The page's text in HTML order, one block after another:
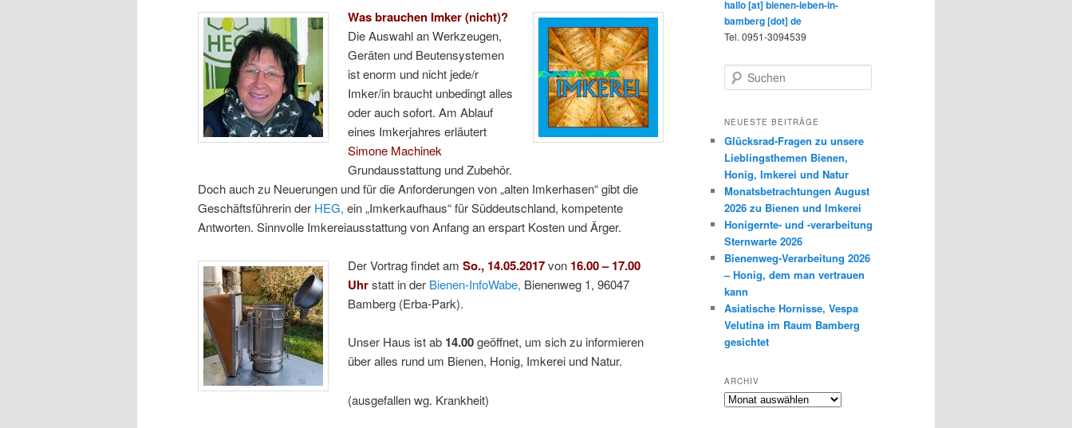
Was brauchen Imker (nicht)?
Die Auswahl an Werkzeugen,
Geräten und Beutensystemen
ist enorm und nicht jede/r
Imker/in braucht unbedingt alles
oder auch sofort. Am Ablauf
eines Imkerjahres erläutert
Simone Machinek
Grundausstattung und Zubehör.
Doch auch zu Neuerungen und für die Anforderungen von „alten Imkerhasen“ gibt die
Geschäftsführerin der HEG, ein „Imkerkaufhaus“ für Süddeutschland, kompetente
Antworten. Sinnvolle Imkereiausstattung von Anfang an erspart Kosten und Ärger.
Der Vortrag findet amSo., 14.05.2017von 16.00 – 17.00
Uhrstatt in der Bienen-InfoWabe, Bienenweg 1, 96047
Bamberg (Erba-Park).
Unser Haus ist ab 14.00geöffnet, um sich zu informieren
über alles rund um Bienen, Honig, Imkerei und Natur.
(ausgefallen wg. Krankheit)
hallo [at] bienen-leben-in-
bamberg [dot] de
Tel. 0951-3094539
u
h
n
NEUESTE BEITRÄGE
Glücksrad-Fragen zu unsere
Lieblingsthemen Bienen,
Honig, Imkerei und Natur
Monatsbetrachtungen August
2026 zu Bienen und Imkerei
Honigernte- und -verarbeitung
Sternwarte 2026
Bienenweg-Verarbeitung 2026
– Honig, dem man vertrauen
kann
Asiatische Hornisse, Vespa
Velutina im Raum Bamberg
gesichtet
ARCHIV
Archiv